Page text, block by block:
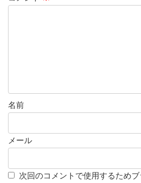
名前
メール
次回のコメントで使用するため